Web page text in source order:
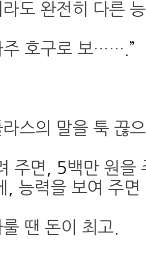
도 완전히 다른
주 호구로 보…… .”
스의 말을 툭 끊
주면 , 5백만 원을
능력을 보여 주
땐 돈이 최고